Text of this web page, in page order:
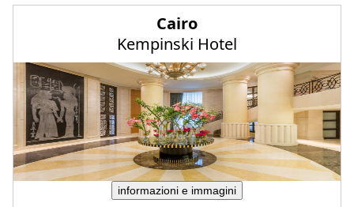
Cairo
Kempinski Hotel
informazioni e immagini